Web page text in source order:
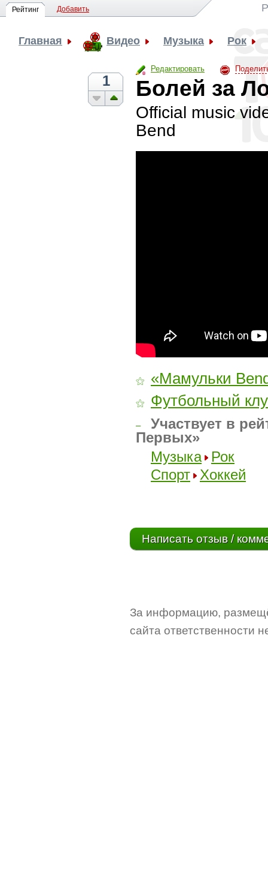
Рейтинг Добавить
Главная Видео Музыка Рок
Редактировать
1 Болей за
Official music
Bend
⚝ «Мамульки
⚝ Футбольный
–
Участвует в
Первых»
Музыка
Рок
Спорт
Хоккей
Написать отзыв /
За информацию,
сайта ответственности